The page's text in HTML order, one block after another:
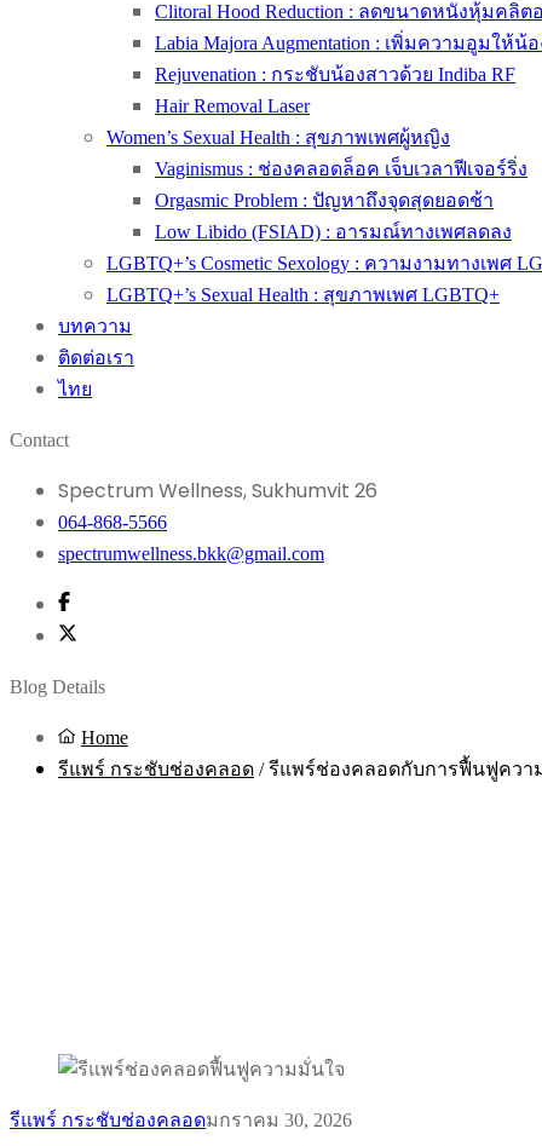
Clitoral Hood Reduction : ลดขนาดหนังหุ้มคลิ
Labia Majora Augmentation : เพิ่มความอูมให้น้
Rejuvenation : กระชับน้องสาวด้วย Indiba RF
Hair Removal Laser
Women’s Sexual Health : สุขภาพเพศผู้หญิง
Vaginismus : ช่องคลอดล็อค เจ็บเวลาฟีเจอร์ริ่ง
Orgasmic Problem : ปัญหาถึงจุดสุดยอดช้า
Low Libido (FSIAD) : อารมณ์ทางเพศลดลง
LGBTQ+’s Cosmetic Sexology : ความงามทางเพศ
LGBTQ+’s Sexual Health : สุขภาพเพศ LGBTQ+
บทความ
ติดต่อเรา
ไทย
Contact
Spectrum Wellness, Sukhumvit 26
064-868-5566
spectrumwellness.bkk@gmail.com
Blog Details
Home
รีแพร์ กระชับช่องคลอด / รีแพร์ช่องคลอดกับการฟื้นฟูควา
รีแพร์ กระชับช่องคลอดมกราคม 30, 2026